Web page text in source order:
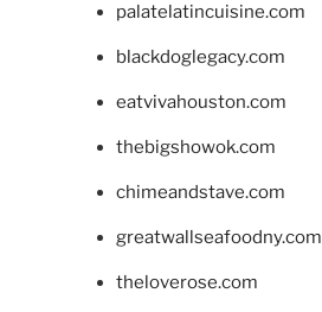
palatelatincuisine.com
blackdoglegacy.com
eatvivahouston.com
thebigshowok.com
chimeandstave.com
greatwallseafoodny.com
theloverose.com